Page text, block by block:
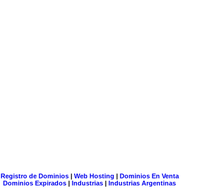
Registro de Dominios| Web Hosting | Dominios En Venta
Dominios Expirados | Industrias | Industrias Argentinas